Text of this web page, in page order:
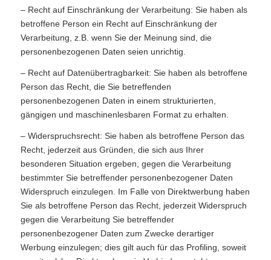
– Recht auf Einschränkung der Verarbeitung: Sie haben als
betroffene Person ein Recht auf Einschränkung der
Verarbeitung, z.B. wenn Sie der Meinung sind, die
personenbezogenen Daten seien unrichtig.
– Recht auf Datenübertragbarkeit: Sie haben als betroffene
Person das Recht, die Sie betreffenden
personenbezogenen Daten in einem strukturierten,
gängigen und maschinenlesbaren Format zu erhalten.
– Widerspruchsrecht: Sie haben als betroffene Person das
Recht, jederzeit aus Gründen, die sich aus Ihrer
besonderen Situation ergeben, gegen die Verarbeitung
bestimmter Sie betreffender personenbezogener Daten
Widerspruch einzulegen. Im Falle von Direktwerbung haben
Sie als betroffene Person das Recht, jederzeit Widerspruch
gegen die Verarbeitung Sie betreffender
personenbezogener Daten zum Zwecke derartiger
Werbung einzulegen; dies gilt auch für das Profiling, soweit